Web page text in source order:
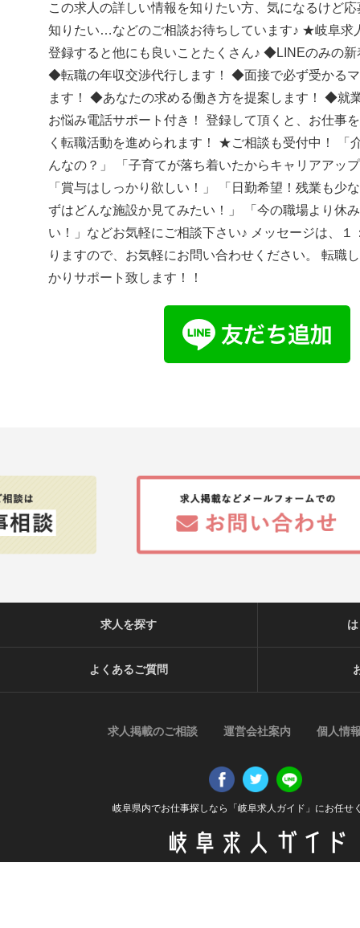
この求人の詳しい情報を知りたい方、気になるけど
知りたい…などのご相談お待ちしています♪ ★岐阜求
登録すると他にも良いことたくさん♪ ◆LINEのみの
◆転職の年収交渉代行します！ ◆面接で必ず受かる
ます！ ◆あなたの求める働き方を提案します！ ◆就
お悩み電話サポート付き！ 登録して頂くと、お仕事
く転職活動を進められます！ ★ご相談も受付中！ 「
んなの？」 「子育てが落ち着いたからキャリアアッ
「賞与はしっかり欲しい！」 「日勤希望！残業も少
ずはどんな施設か見てみたい！」 「今の職場より休
い！」などお気軽にご相談下さい♪ メッセージは、１
りますので、お気軽にお問い合わせください。 転職
かりサポート致します！！
岐阜県内でお仕事探しなら「岐阜求人ガイド」にお任せ
求人を探す
よくあるご質問
求人掲載のご相談 運営会社案内 個人情